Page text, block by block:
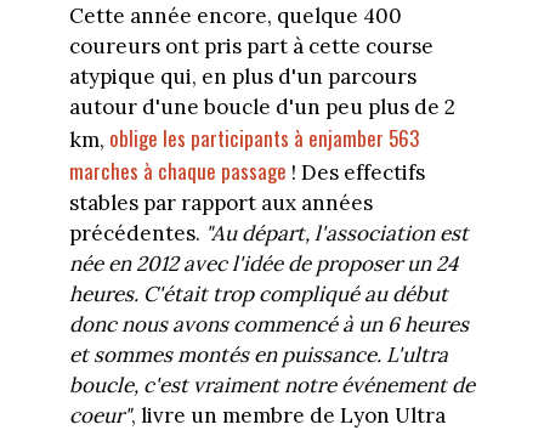
Cette année encore, quelque 400
coureurs ont pris part à cette course
atypique qui, en plus d'un parcours
autour d'une boucle d'un peu plus de 2
km, oblige les participants à enjamber 563
marches à chaque passage ! Des effectifs
stables par rapport aux années
précédentes. "Au départ, l'association est
née en 2012 avec l'idée de proposer un 24
heures. C'était trop compliqué au début
donc nous avons commencé à un 6 heures
et sommes montés en puissance. L'ultra
boucle, c'est vraiment notre événement de
coeur", livre un membre de Lyon Ultra